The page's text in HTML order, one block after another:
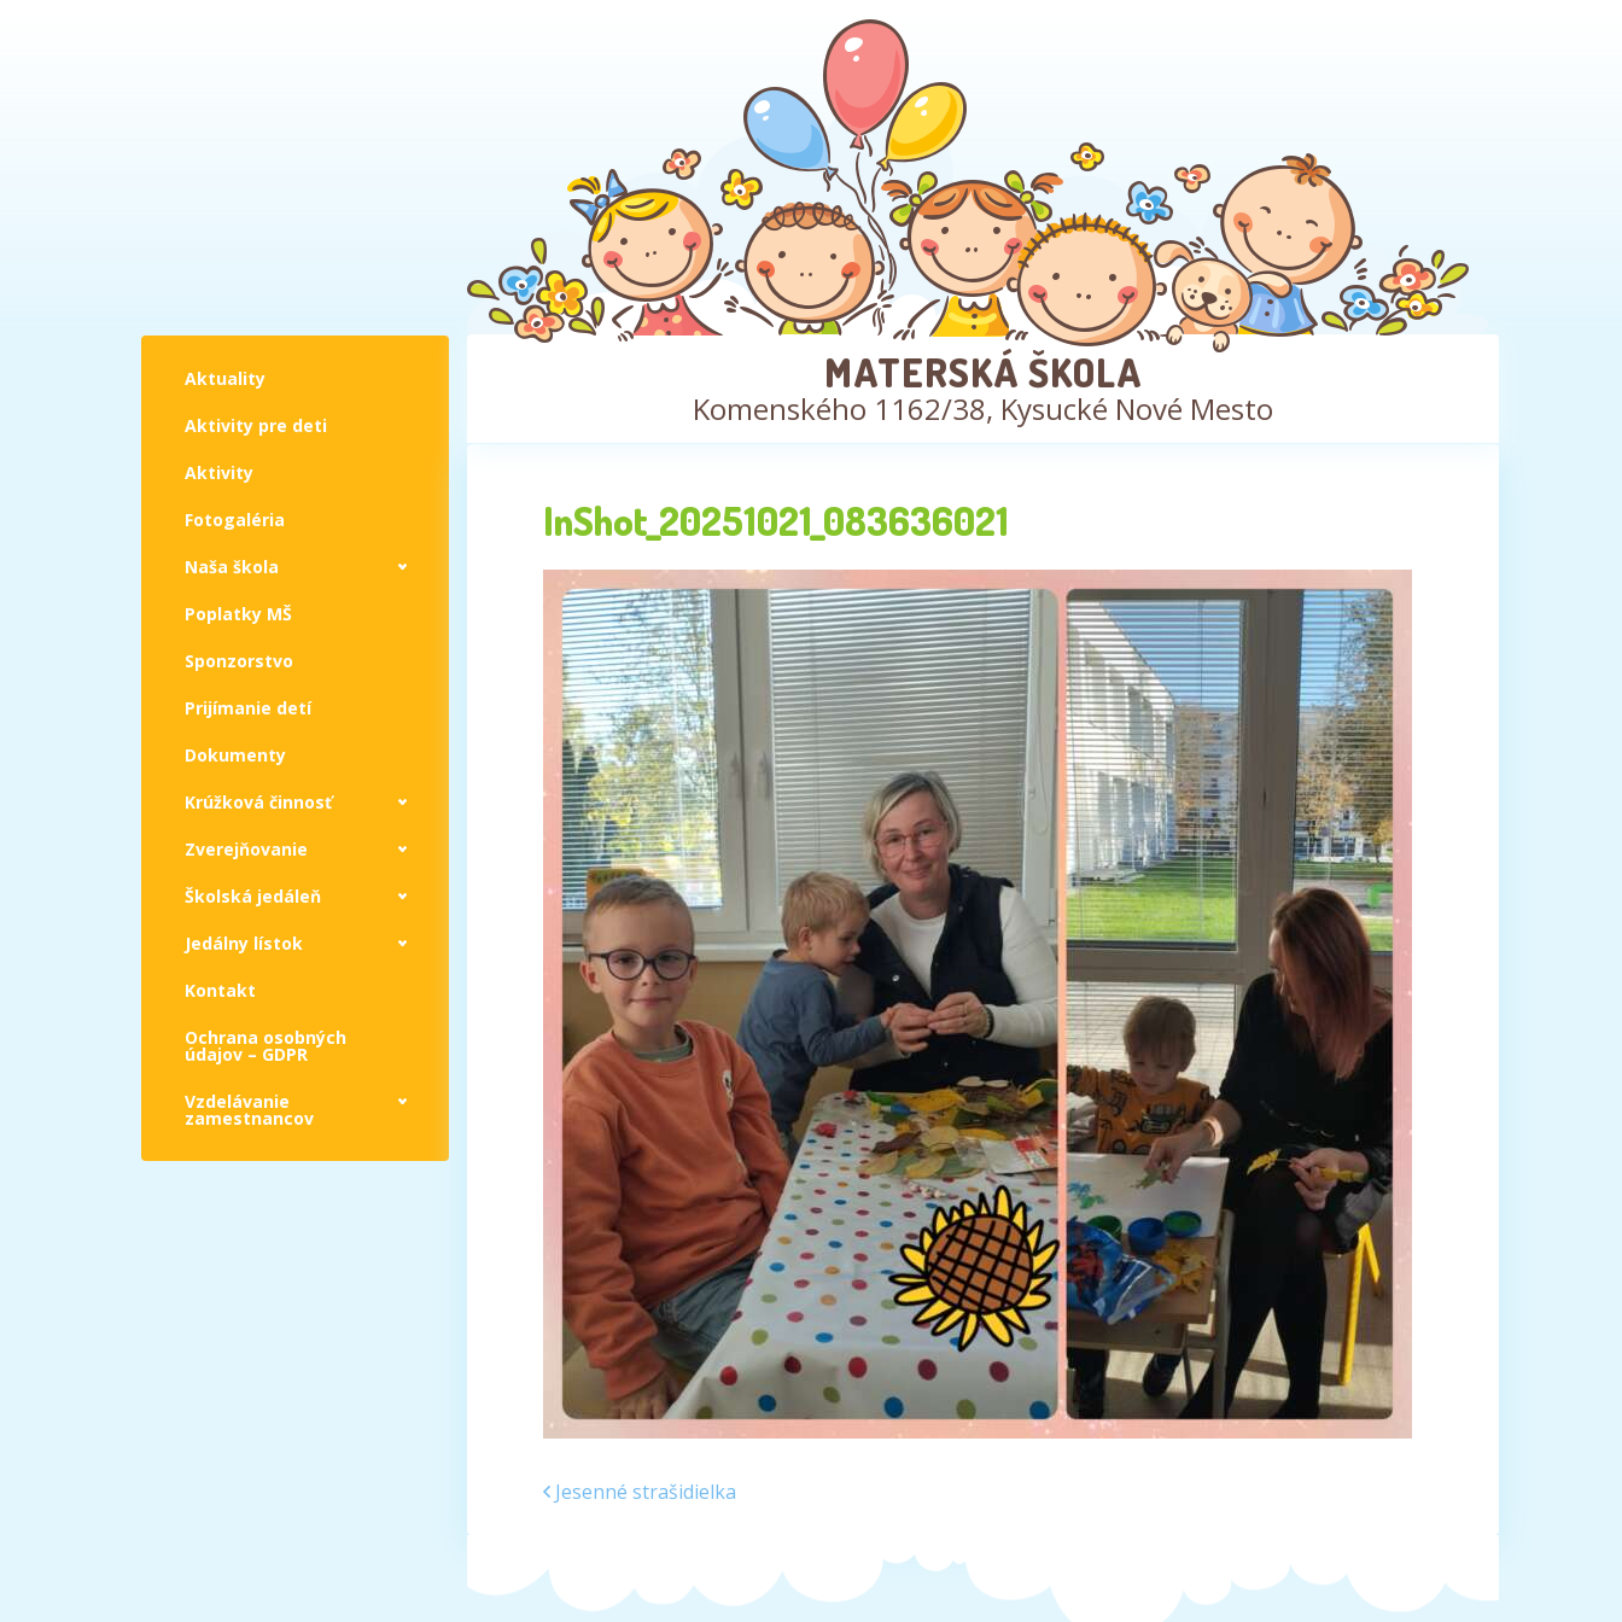
Aktuality
Aktivity pre deti
Aktivity
Fotogaléria
Naša škola
Poplatky MŠ
Sponzorstvo
Prijímanie detí
Dokumenty
Krúžková činnosť
Zverejňovanie
Školská jedáleň
Jedálny lístok
Kontakt
Ochrana osobných
údajov – GDPR
Vzdelávanie
zamestnancov
MATERSKÁ ŠKOLA
Komenského 1162/38, Kysucké Nové Mesto
InShot_20251021_083636021
Jesenné strašidielka